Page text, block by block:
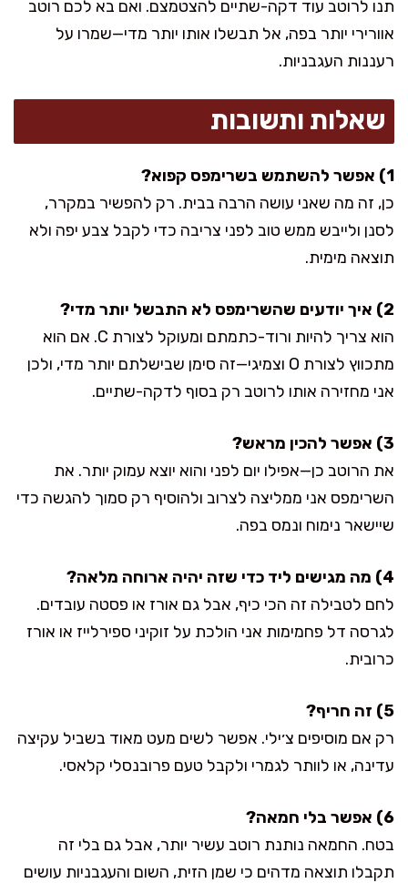
תנו לרוטב עוד דקה-שתיים להצטמצם. ואם בא לכם רוטב
אוורירי יותר בפה, אל תבשלו אותו יותר מדי—שמרו על
רעננות העגבניות.
שאלות ותשובות
1) אפשר להשתמש בשרימפס קפוא?
כן, זה מה שאני עושה הרבה בבית. רק להפשיר במקרר,
לסנן ולייבש ממש טוב לפני צריבה כדי לקבל צבע יפה ולא
תוצאה מימית.
2) איך יודעים שהשרימפס לא התבשל יותר מדי?
הוא צריך להיות ורוד-כתמתם ומעוקל לצורת C. אם הוא
מתכווץ לצורת O וצמיגי—זה סימן שבישלתם יותר מדי, ולכן
אני מחזירה אותו לרוטב רק בסוף לדקה-שתיים.
3) אפשר להכין מראש?
את הרוטב כן—אפילו יום לפני והוא יוצא עמוק יותר. את
השרימפס אני ממליצה לצרוב ולהוסיף רק סמוך להגשה כדי
שיישאר נימוח ונמס בפה.
4) מה מגישים ליד כדי שזה יהיה ארוחה מלאה?
לחם לטבילה זה הכי כיף, אבל גם אורז או פסטה עובדים.
לגרסה דל פחמימות אני הולכת על זוקיני ספירלייז או אורז
כרובית.
5) זה חריף?
רק אם מוסיפים צ׳ילי. אפשר לשים מעט מאוד בשביל עקיצה
עדינה, או לוותר לגמרי ולקבל טעם פרובנסלי קלאסי.
6) אפשר בלי חמאה?
בטח. החמאה נותנת רוטב עשיר יותר, אבל גם בלי זה
תקבלו תוצאה מדהים כי שמן הזית, השום והעגבניות עושים